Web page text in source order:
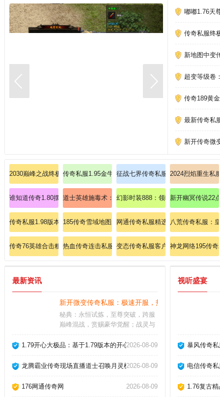
嘟嘟1.76天
传奇私服终
新地图中变
超变等级卷
传奇189黄
最新传奇私
新开传奇微
2030巅峰之战终极解析法师英雄冰咆哮全指南
传奇私服1.95金牛合击：金牛合击，传奇1.95版本
征战七界传奇私服：征战七界，再
2024烈焰重生私
谁知道传奇1.80摆摊放哪文件夹道士英雄施毒术：剧毒蔓延，控场无解！
幻影时装888：领略传奇私服里的至
新开幽冥传说22
传奇私服1.98版本神龙：重燃1.98神龙传奇，再现巅峰热血！
185传奇雪域地图杀掉沃玛教主的法子！
网通传奇私服精选：日版超变速成
八荒传奇私服：
传奇76英雄合击粗略探讨战士英雄双龙斩。
热血传奇连击私服 变态传奇私服客户端：变态客户端
神龙网络195传
最新资讯
新开微变传奇私服：极速开服，热血厮杀一触即发！
秘典：永恒试炼，至尊突破，跨服
巅峰混战，赏赐豪华觉醒；战灵与
升，更解锁独有弑神技。古墓探
宝任你纵横三界
1.79开心大极品：基于1.79版本的开心大极品传奇私服，让玩家在游
2026-08-09
龙腾霸业传奇现场直播道士召唤月灵横扫祖玛教主！
2026-08-09
176网通传奇网 2026-08-09
视听盛宴
暴风传奇
电信传奇
1.76复古